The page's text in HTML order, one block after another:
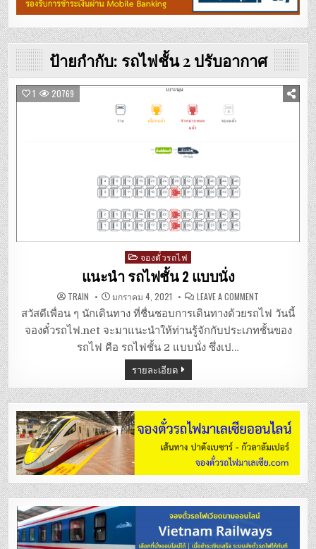
ป้ายกำกับ: รถไฟชั้น 2 ปรับอากาศ
1 20769
Posted
in
จองตั๋วรถไฟ
แนะนำ รถไฟชั้น 2 แบบนั่ง
TRAIN มกราคม 4, 2021 LEAVE A COMMENT
รถไฟ
ชั้น
2
แบบ
สวัสดีเพื่อน ๆ นักเดินทาง ที่ชื่นชอบการเดินทางด้วยรถไฟ วันนี้
จองตั๋วรถไฟ.net จะมาแนะนำให้ท่านรู้จักกับประเภทชั้นของ
รถไฟ คือ รถไฟชั้น 2 แบบนั่ง ซึ่งเป…
รายละเอียด